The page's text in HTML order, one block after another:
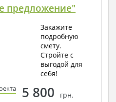
предложение"
Закажите
подробную
смету.
Стройте с
выгодой для
себя!
5 800 грн.